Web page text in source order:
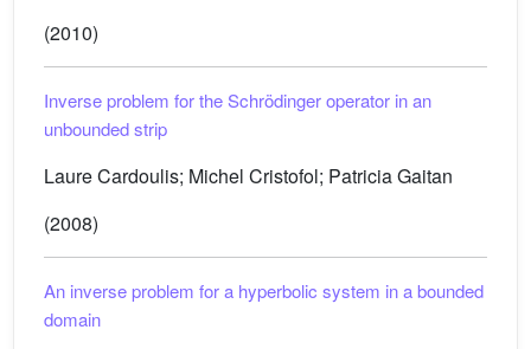
(2010)
Inverse problem for the Schrödinger operator in an
unbounded strip
Laure Cardoulis; Michel Cristofol; Patricia Gaitan
(2008)
An inverse problem for a hyperbolic system in a bounded
domain